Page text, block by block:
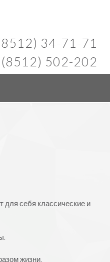
34-71-71
502-202
для себя классические и
жизни.